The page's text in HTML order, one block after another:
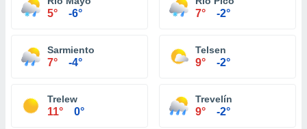
5° -6° 7° -2°
Sarmiento
7° -4°
Telsen
9° -2°
Trelew
11° 0°
Trevelín
9° -2°